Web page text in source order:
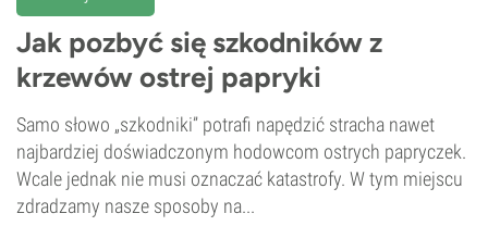
Jak pozbyć się szkodników z
krzewów ostrej papryki
Samo słowo „szkodniki” potrafi napędzić stracha nawet
najbardziej doświadczonym hodowcom ostrych papryczek.
Wcale jednak nie musi oznaczać katastrofy. W tym miejscu
zdradzamy nasze sposoby na...